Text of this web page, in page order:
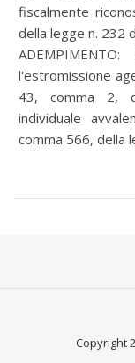
fiscalmente
della legge n. 232
ADEMPIMENTO:
l'estromissione
43, comma 2,
individuale
comma 566, della
Copyright